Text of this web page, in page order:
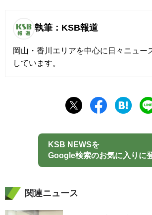
執筆：KSB報道
岡山・香川エリアを中心に日々ニュー
しています。
KSB NEWSを
Google検索のお気に入りに
関連ニュース